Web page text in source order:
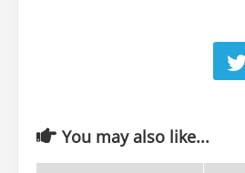
You may also like...